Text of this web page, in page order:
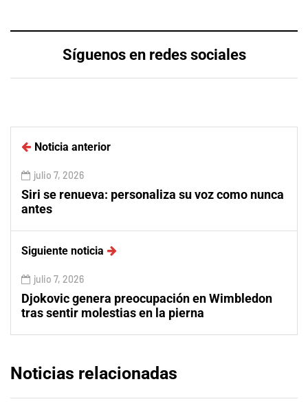
Síguenos en redes sociales
Noticia anterior
julio 7, 2026
Siri se renueva: personaliza su voz como nunca
antes
Siguiente noticia
julio 7, 2026
Djokovic genera preocupación en Wimbledon
tras sentir molestias en la pierna
Noticias relacionadas